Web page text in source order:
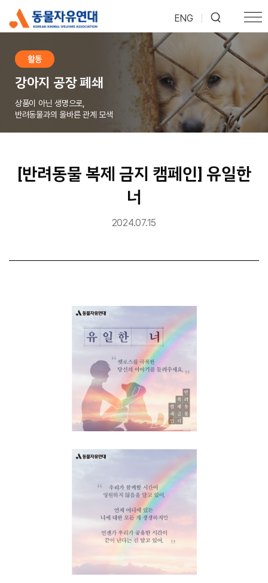
ENG
활동
강아지 공장 폐쇄
상품이 아닌 생명으로,
반려동물과의 올바른 관계 모색
[반려동물 복제 금지 캠페인] 유일한
너
2024.07.15